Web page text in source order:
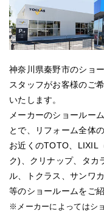
神奈川県秦野市のショ
スタッフがお客様のご
いたします。
メーカーのショールー
とで、リフォーム全体
お近くのTOTO、LIXIL
ク)、クリナップ、タカ
ル、トクラス、サンワ
等のショールームをご
※メーカーによってはシ